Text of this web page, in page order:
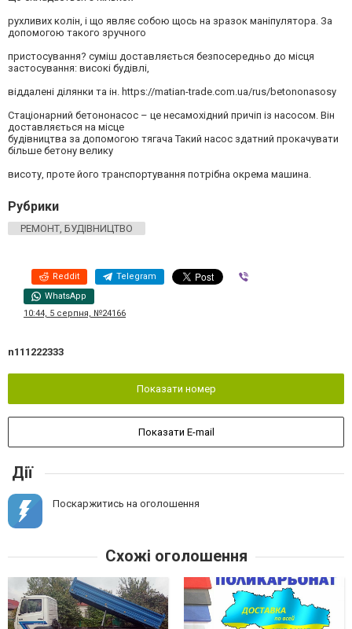
рухливих колін, і що являє собою щось на зразок маніпулятора. За
допомогою такого зручного
пристосування? суміш доставляється безпосередньо до місця
застосування: високі будівлі,
віддалені ділянки та ін. https://matian-trade.com.ua/rus/betononasosy
Стаціонарний бетононасос – це несамохідний причіп із насосом. Він
доставляється на місце
будівництва за допомогою тягача Такий насос здатний прокачувати
більше бетону велику
висоту, проте його транспортування потрібна окрема машина.
Рубрики
РЕМОНТ, БУДІВНИЦТВО
Reddit Telegram
WhatsApp
10:44, 5 серпня, №24166
n111222333
Показати номер
Показати E-mail
Дії
Поскаржитись на оголошення
Схожі оголошення